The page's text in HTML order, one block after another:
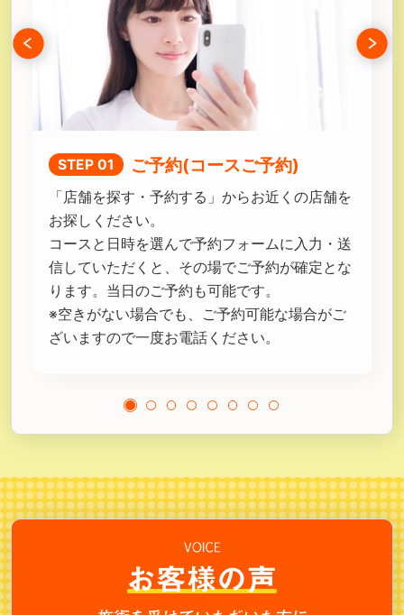
STEP 01 ご予約(コースご予約)
「店舗を探す・予約する」からお近くの店舗を
お探しください。
コースと日時を選んで予約フォームに入力・送
信していただくと、その場でご予約が確定とな
ります。当日のご予約も可能です。
※空きがない場合でも、ご予約可能な場合がご
ざいますので一度お電話ください。